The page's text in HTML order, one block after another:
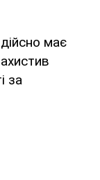
має
за